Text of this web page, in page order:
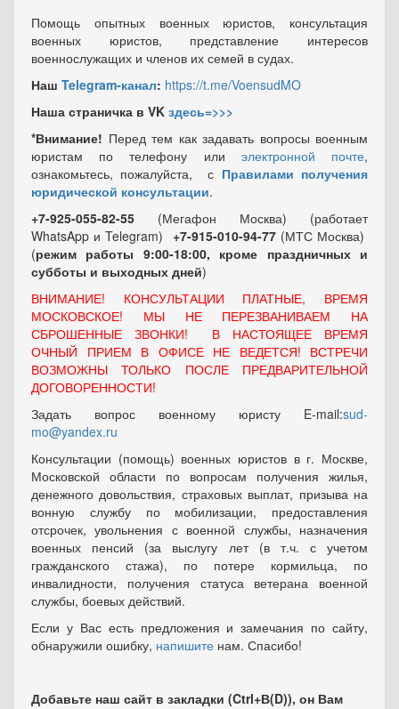
Помощь опытных военных юристов, консультация
военных юристов, представление интересов
военнослужащих и членов их семей в судах.
Наш Telegram-канал: https://t.me/VoensudMO
Наша страничка в VK здесь=>>>
*Внимание! Перед тем как задавать вопросы военным
юристам по телефону или электронной почте,
ознакомьтесь, пожалуйста, с Правилами получения
юридической консультации.
+7-925-055-82-55 (Мегафон Москва) (работает
WhatsApp и Telegram) +7-915-010-94-77 (МТС Москва)
(режим работы 9:00-18:00, кроме праздничных и
субботы и выходных дней)
ВНИМАНИЕ! КОНСУЛЬТАЦИИ ПЛАТНЫЕ, ВРЕМЯ
МОСКОВСКОЕ! МЫ НЕ ПЕРЕЗВАНИВАЕМ НА
СБРОШЕННЫЕ ЗВОНКИ! В НАСТОЯЩЕЕ ВРЕМЯ
ОЧНЫЙ ПРИЕМ В ОФИСЕ НЕ ВЕДЕТСЯ! ВСТРЕЧИ
ВОЗМОЖНЫ ТОЛЬКО ПОСЛЕ ПРЕДВАРИТЕЛЬНОЙ
ДОГОВОРЕННОСТИ!
Задать вопрос военному юристу E-mail:sud-
mo@yandex.ru
Консультации (помощь) военных юристов в г. Москве,
Московской области по вопросам получения жилья,
денежного довольствия, страховых выплат, призыва на
вонную службу по мобилизации, предоставления
отсрочек, увольнения с военной службы, назначения
военных пенсий (за выслугу лет (в т.ч. с учетом
гражданского стажа), по потере кормильца, по
инвалидности, получения статуса ветерана военной
службы, боевых действий.
Если у Вас есть предложения и замечания по сайту,
обнаружили ошибку, напишите нам. Спасибо!
Добавьте наш сайт в закладки (Ctrl+В(D)), он Вам